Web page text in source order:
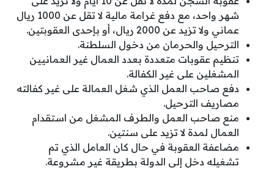
شهر واحد، مع دفع غرامة مالية لا تقل عن 1000 ريال
عماني ولا تزيد عن 2000 ريال، أو بإحدى العقوبتين.
الترحيل والحرمان من دخول السلطنة.
تنظيم عقوبات متعددة بعدد العمال غير العمانيين
المشغلين على غير الكفالة.
دفع صاحب العمل الذي شغل العمالة على غير كفالته
مصاريف الترحيل.
منع صاحب العمل والطرف المشغل من استقدام
العمال لمدة لا تزيد على سنتين.
مضاعفة العقوبة في حال كان العامل الذي تم
تشغيله دخل إلى الدولة بطريقة غير مشروعة.